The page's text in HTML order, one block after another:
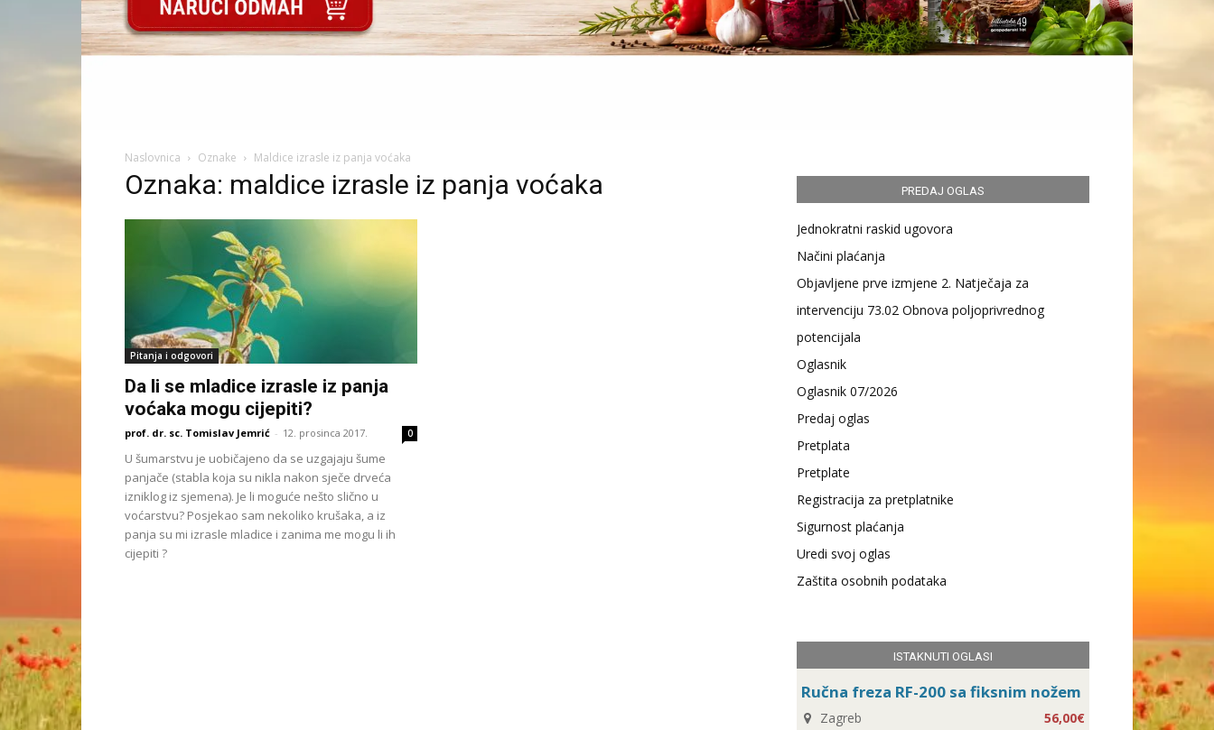
Naslovnica Oznake Maldice izrasle iz panja voćaka
Oznaka: maldice izrasle iz panja voćaka
Pitanja i odgovori
Da li se mladice izrasle iz panja
voćaka mogu cijepiti?
prof. dr. sc. Tomislav Jemrić - 12. prosinca 2017. 0
U šumarstvu je uobičajeno da se uzgajaju šume
panjače (stabla koja su nikla nakon sječe drveća
izniklog iz sjemena). Je li moguće nešto slično u
voćarstvu? Posjekao sam nekoliko krušaka, a iz
panja su mi izrasle mladice i zanima me mogu li ih
cijepiti ?
PREDAJ OGLAS
Jednokratni raskid ugovora
Načini plaćanja
Objavljene prve izmjene 2. Natječaja za
intervenciju 73.02 Obnova poljoprivrednog
potencijala
Oglasnik
Oglasnik 07/2026
Predaj oglas
Pretplata
Pretplate
Registracija za pretplatnike
Sigurnost plaćanja
Uredi svoj oglas
Zaštita osobnih podataka
ISTAKNUTI OGLASI
Ručna freza RF-200 sa fiksnim nožem
Zagreb 56,00€